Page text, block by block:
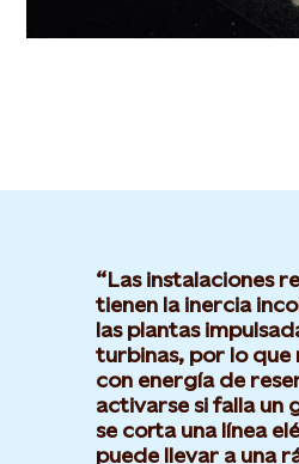
Las instalaciones
tienen la inercia
las plantas
turbinas, por lo que
con energía de
activarse si falla un
se corta una línea
puede llevar a una